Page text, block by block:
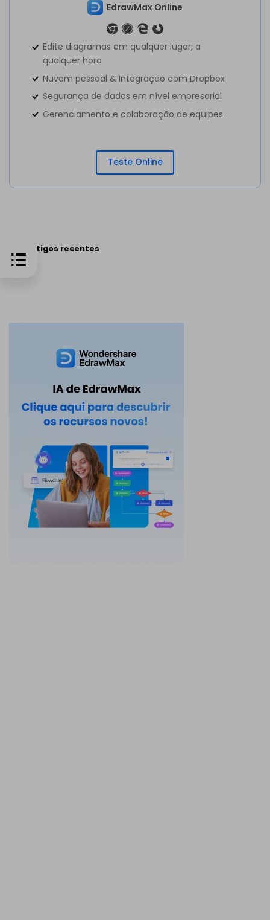
EdrawMax Online
Edite diagramas em qualquer lugar, a
qualquer hora
Nuvem pessoal & Integração com Dropbox
Segurança de dados em nível empresarial
Gerenciamento e colaboração de equipes
Teste Online
Artigos recentes